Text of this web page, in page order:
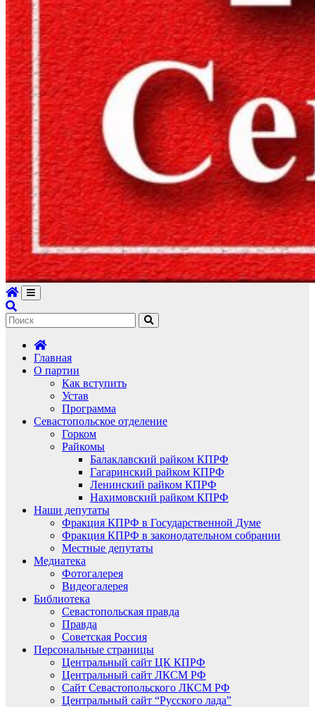
Главная
О партии
Как вступить
Устав
Программа
Севастопольское отделение
Горком
Райкомы
Балаклавский райком КПРФ
Гагаринский райком КПРФ
Ленинский райком КПРФ
Нахимовский райком КПРФ
Наши депутаты
Фракция КПРФ в Государственной Думе
Фракция КПРФ в законодательном собрании
Местные депутаты
Медиатека
Фотогалерея
Видеогалерея
Библиотека
Севастопольская правда
Правда
Советская Россия
Персональные страницы
Центральный сайт ЦК КПРФ
Центральный сайт ЛКСМ РФ
Сайт Севастопольского ЛКСМ РФ
Центральный сайт “Русского лада”